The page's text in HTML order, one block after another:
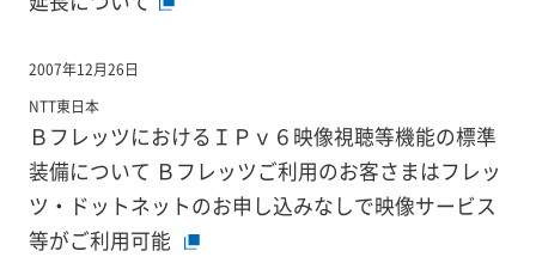
2007年12月26日
NTT東日本
ＢフレッツにおけるＩＰｖ６映像視聴等機能の標準
装備について Ｂフレッツご利用のお客さまはフレッ
ツ・ドットネットのお申し込みなしで映像サービス
等がご利用可能